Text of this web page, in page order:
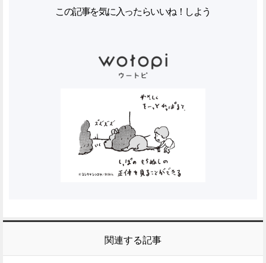
この記事を気に入ったらいいね！しよう
関連する記事